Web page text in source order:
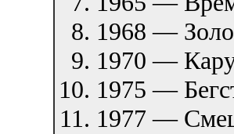
1968 —
1970 —
1975 —
1977 —